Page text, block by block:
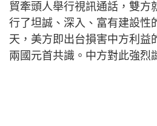
貿牽頭人舉行視訊通話，雙方
行了坦誠、深入、富有建設性
天，美方即出台損害中方利益
兩國元首共識。中方對此強烈